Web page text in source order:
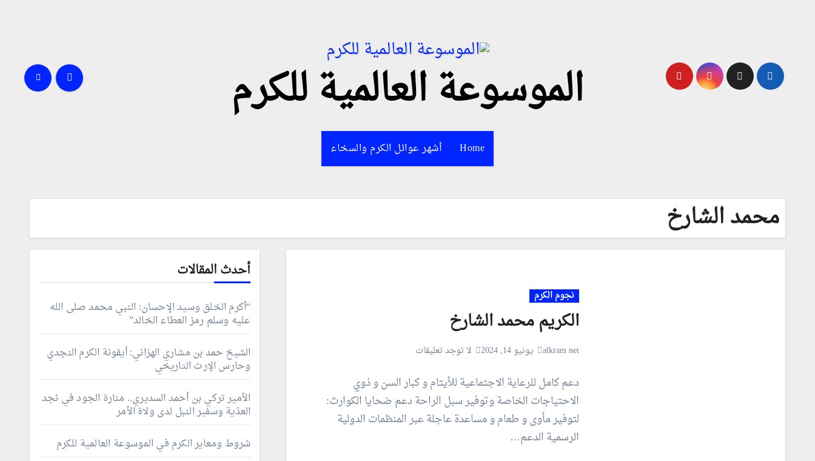
الموسوعة العالمية للكرم
Home أشهر عوائل الكرم والسخاء
محمد الشارخ
نجوم الكرم
الكريم محمد الشارخ
alkram net يونيو 14, 2024 لا توجد تعليقات
دعم كامل للرعاية الاجتماعية للأيتام و كبار السن و ذوي
الاحتياجات الخاصة وتوفير سبل الراحة دعم ضحايا الكوارث:
لتوفير مأوى و طعام و مساعدة عاجلة عبر المنظمات الدولية
الرسمية الدعم…
أحدث المقالات
“أكرم الخلق وسيد الإحسان: النبي محمد صلى الله
عليه وسلم رمز العطاء الخالد”
الشيخ حمد بن مشاري الهزاني: أيقونة الكرم النجدي
وحارس الإرث التاريخي
الأمير تركي بن أحمد السديري.. منارة الجود في نجد
العذية وسفير النبل لدى ولاة الأمر
شروط ومعاير الكرم في الموسوعة العالمية للكرم